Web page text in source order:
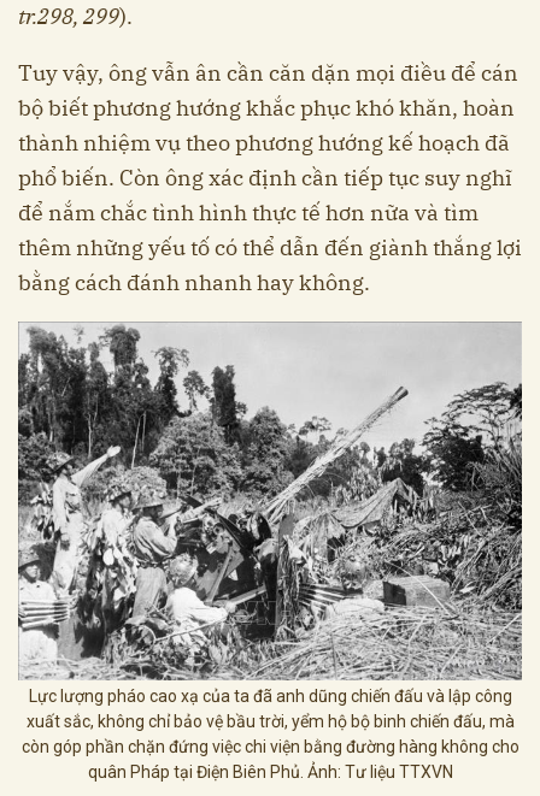
tr.298, 299).
Tuy vậy, ông vẫn ân cần căn dặn mọi điều để cán
bộ biết phương hướng khắc phục khó khăn, hoàn
thành nhiệm vụ theo phương hướng kế hoạch đã
phổ biến. Còn ông xác định cần tiếp tục suy nghĩ
để nắm chắc tình hình thực tế hơn nữa và tìm
thêm những yếu tố có thể dẫn đến giành thắng lợi
bằng cách đánh nhanh hay không.
Lực lượng pháo cao xạ của ta đã anh dũng chiến đấu và lập công
xuất sắc, không chỉ bảo vệ bầu trời, yểm hộ bộ binh chiến đấu, mà
còn góp phần chặn đứng việc chi viện bằng đường hàng không cho
quân Pháp tại Điện Biên Phủ. Ảnh: Tư liệu TTXVN